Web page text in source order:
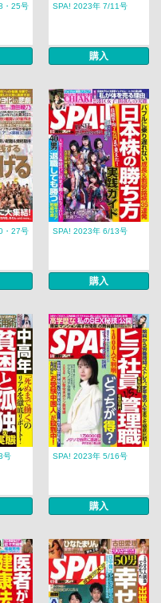
・25号 SPA! 2023年 7/11号
購入
・27号 SPA! 2023年 6/13号
購入
号 SPA! 2023年 5/16号
購入